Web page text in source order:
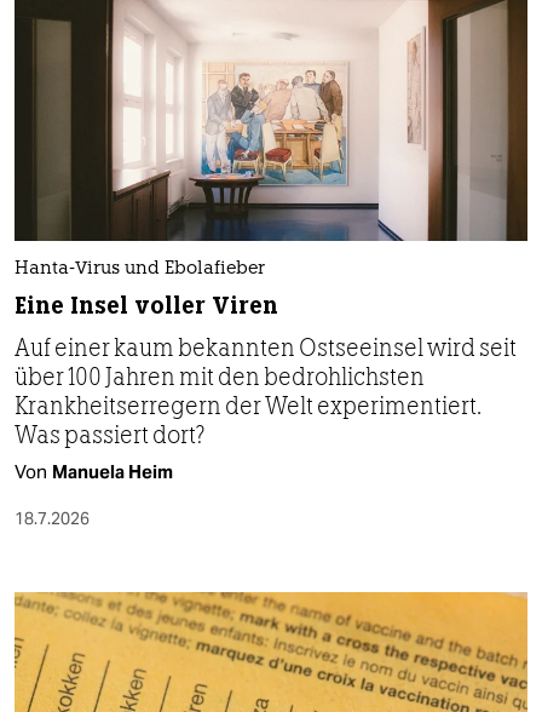
Hanta-Virus und Ebolafieber
Eine Insel voller Viren
Auf einer kaum bekannten Ostseeinsel wird seit
über 100 Jahren mit den bedrohlichsten
Krankheitserregern der Welt experimentiert.
Was passiert dort?
Von Manuela Heim
18.7.2026